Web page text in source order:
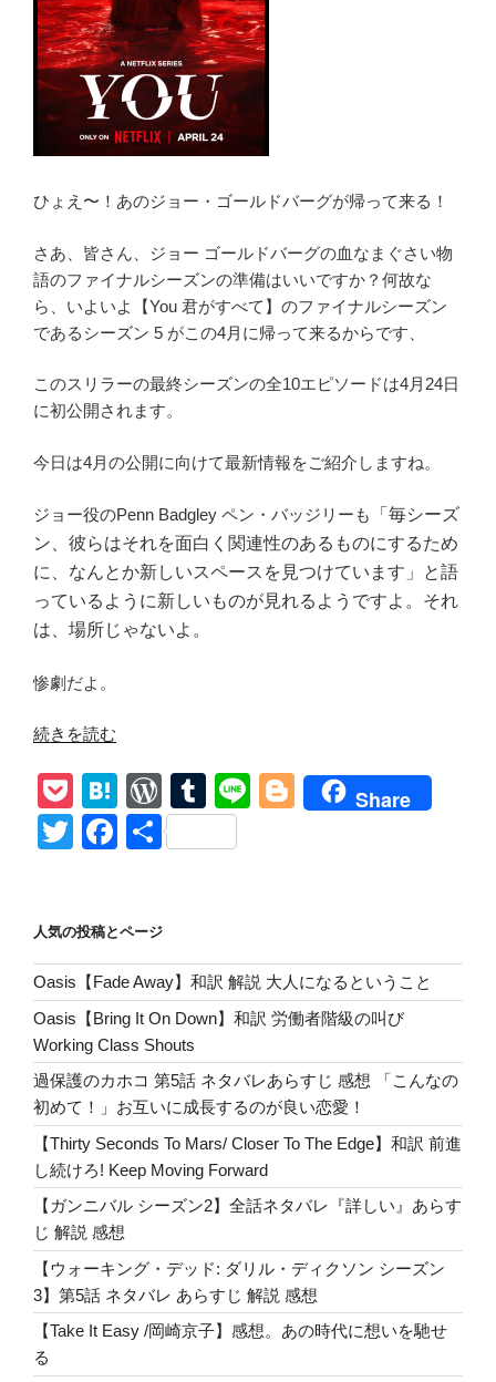
ひょえ〜！あのジョー・ゴールドバーグが帰って来る！
さあ、皆さん、ジョー ゴールドバーグの血なまぐさい物
語のファイナルシーズンの準備はいいですか？何故な
ら、いよいよ【You 君がすべて】のファイナルシーズン
であるシーズン 5 がこの4月に帰って来るからです、
このスリラーの最終シーズンの全10エピソードは4月24日
に初公開されます。
今日は4月の公開に向けて最新情報をご紹介しますね。
ジョー役のPenn Badgley ペン・バッジリーも
「毎シーズ
ン、彼らはそれを面白く関連性のあるものにするため
に、なんとか新しいスペースを見つけています」と語
っているように新しいものが見れるようですよ。それ
は、場所じゃないよ。
惨劇だよ。
“【YOU
君
が
す
シ
ー
ズ
ン
5
配
信
決
定:
最
新
情
報
と
予
告
映
続きを読む
P
o
ck
H
at
e
a
W
or
d
e
ss
T
u
m
Li
Bl
Share
T
er
F
e
b
o
o
k
共
人気の投稿とページ
Oasis【Fade Away】和訳 解説 大人になるということ
Oasis【Bring It On Down】和訳 労働者階級の叫び
Working Class Shouts
過保護のカホコ 第5話 ネタバレあらすじ 感想 「こんなの
初めて！」お互いに成長するのが良い恋愛！
【Thirty Seconds To Mars/ Closer To The Edge】和訳 前進
し続けろ! Keep Moving Forward
【ガンニバル シーズン2】全話ネタバレ『詳しい』あらす
じ 解説 感想
【ウォーキング・デッド: ダリル・ディクソン シーズン
3】第5話 ネタバレ あらすじ 解説 感想
【Take It Easy /岡崎京子】感想。あの時代に想いを馳せ
る